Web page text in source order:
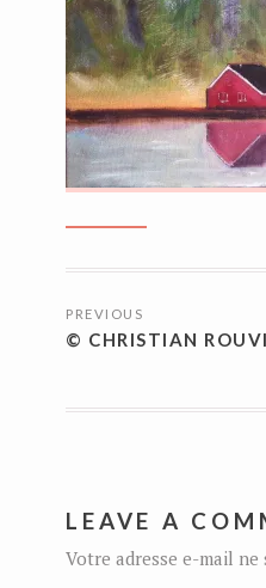
DES
PREVIOUS
© CHRISTIAN
LEAVE A
Votre adresse e-mail ne